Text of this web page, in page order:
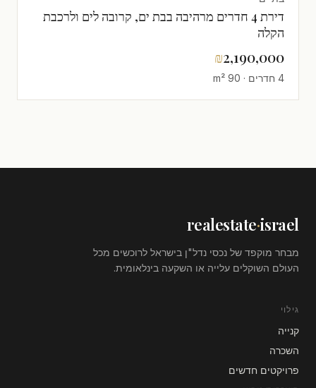
דירת 4 חדרים מרהיבה בבת ים, קרובה לים ולרכבת
הקלה
₪2,190,000
4 חדרים · 90 m²
realestate·israel
מבחר מוקפד של נכסי נדל"ן בישראל לרוכשים מכל
העולם השוקלים עלייה או השקעה בינלאומית.
גילוי
קנייה
השכרה
פרויקטים חדשים